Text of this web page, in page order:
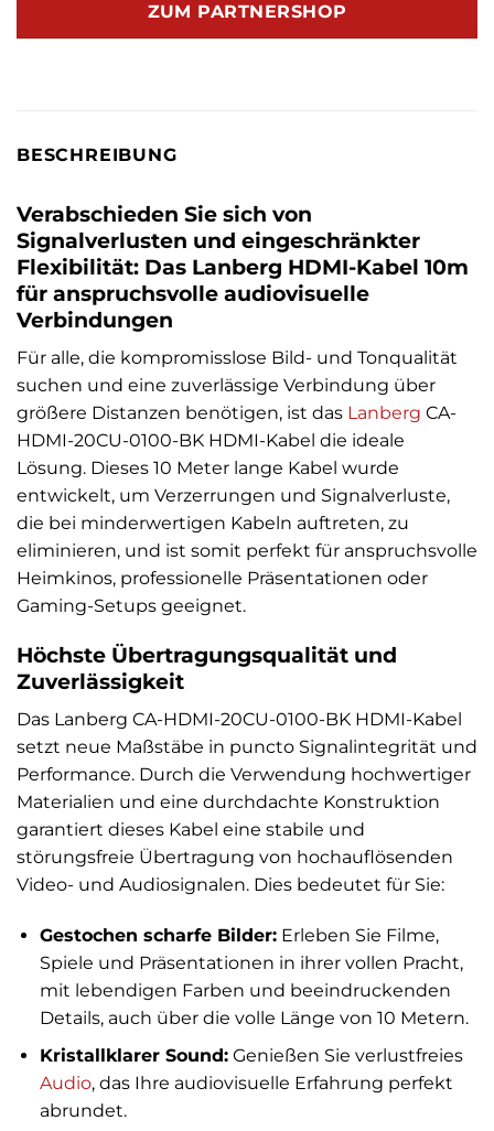
ZUM PARTNERSHOP
BESCHREIBUNG
Verabschieden Sie sich von
Signalverlusten und eingeschränkter
Flexibilität: Das Lanberg HDMI-Kabel 10m
für anspruchsvolle audiovisuelle
Verbindungen
Für alle, die kompromisslose Bild- und Tonqualität
suchen und eine zuverlässige Verbindung über
größere Distanzen benötigen, ist das Lanberg CA-
HDMI-20CU-0100-BK HDMI-Kabel die ideale
Lösung. Dieses 10 Meter lange Kabel wurde
entwickelt, um Verzerrungen und Signalverluste,
die bei minderwertigen Kabeln auftreten, zu
eliminieren, und ist somit perfekt für anspruchsvolle
Heimkinos, professionelle Präsentationen oder
Gaming-Setups geeignet.
Höchste Übertragungsqualität und
Zuverlässigkeit
Das Lanberg CA-HDMI-20CU-0100-BK HDMI-Kabel
setzt neue Maßstäbe in puncto Signalintegrität und
Performance. Durch die Verwendung hochwertiger
Materialien und eine durchdachte Konstruktion
garantiert dieses Kabel eine stabile und
störungsfreie Übertragung von hochauflösenden
Video- und Audiosignalen. Dies bedeutet für Sie:
Gestochen scharfe Bilder:Erleben Sie Filme,
Spiele und Präsentationen in ihrer vollen Pracht,
mit lebendigen Farben und beeindruckenden
Details, auch über die volle Länge von 10 Metern.
Kristallklarer Sound:Genießen Sie verlustfreies
Audio, das Ihre audiovisuelle Erfahrung perfekt
abrundet.